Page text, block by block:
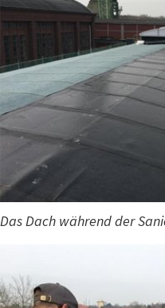
Das Dach während der